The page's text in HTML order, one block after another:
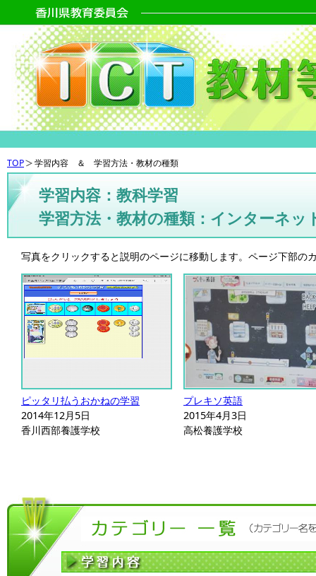
TOP 学習内容 ＆ 学習方法・教材の種類
学習内容：教科学習
学習方法・教材の種類：インターネッ
写真をクリックすると説明のページに移動します。ページ下部
ピッタリ払うおかねの学習
2014年12月5日
香川西部養護学校
プレキソ英語
2015年4月3日
高松養護学校